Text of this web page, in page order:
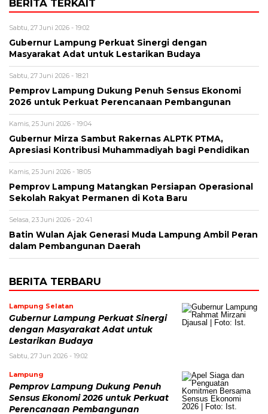
BERITA TERKAIT
Sabtu, 27 Juni 2026 - 19:02
Gubernur Lampung Perkuat Sinergi dengan
Masyarakat Adat untuk Lestarikan Budaya
Sabtu, 27 Juni 2026 - 18:21
Pemprov Lampung Dukung Penuh Sensus Ekonomi
2026 untuk Perkuat Perencanaan Pembangunan
Kamis, 25 Juni 2026 - 19:04
Gubernur Mirza Sambut Rakernas ALPTK PTMA,
Apresiasi Kontribusi Muhammadiyah bagi Pendidikan
Kamis, 25 Juni 2026 - 18:05
Pemprov Lampung Matangkan Persiapan Operasional
Sekolah Rakyat Permanen di Kota Baru
Selasa, 23 Juni 2026 - 20:41
Batin Wulan Ajak Generasi Muda Lampung Ambil Peran
dalam Pembangunan Daerah
BERITA TERBARU
Lampung Selatan
Gubernur Lampung Perkuat Sinergi
dengan Masyarakat Adat untuk
Lestarikan Budaya
Sabtu, 27 Jun 2026 - 19:02
Lampung
Pemprov Lampung Dukung Penuh
Sensus Ekonomi 2026 untuk Perkuat
Perencanaan Pembangunan